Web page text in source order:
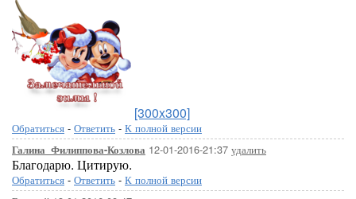
[300x300]
Обратиться - Ответить - К полной версии
Галина_Филиппова-Козлова 12-01-2016-21:37 удалить
Благодарю. Цитирую.
Обратиться - Ответить - К полной версии